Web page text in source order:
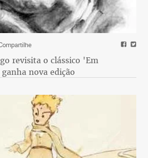
revisita o clássico 'Em
nova edição